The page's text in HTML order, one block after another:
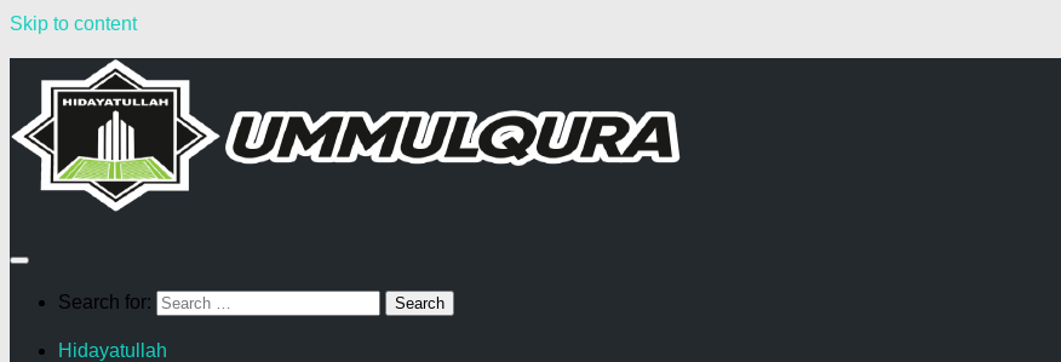
Skip to content
Search for:
Hidayatullah